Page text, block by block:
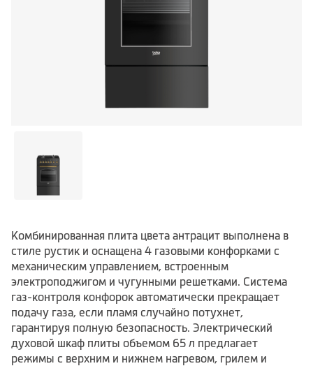
Комбинированная плита цвета антрацит выполнена в
стиле рустик и оснащена 4 газовыми конфорками с
механическим управлением, встроенным
электроподжигом и чугунными решетками. Система
газ-контроля конфорок автоматически прекращает
подачу газа, если пламя случайно потухнет,
гарантируя полную безопасность. Электрический
духовой шкаф плиты объемом 65 л предлагает
режимы с верхним и нижнем нагревом, грилем и